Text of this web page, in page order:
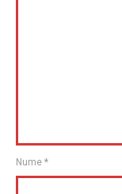
Nume *